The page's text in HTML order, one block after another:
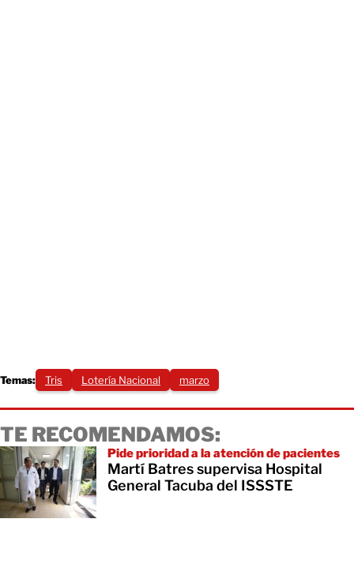
Temas: Tris Lotería Nacional marzo
TE RECOMENDAMOS:
Pide prioridad a la atención de pacientes
Martí Batres supervisa Hospital
General Tacuba del ISSSTE